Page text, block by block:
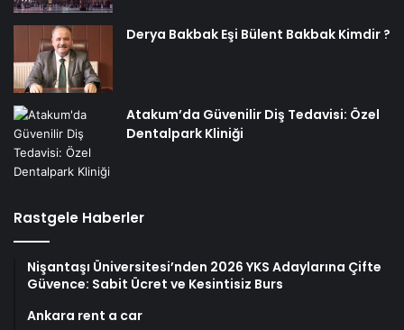
Derya Bakbak Eşi Bülent Bakbak Kimdir ?
Atakum’da Güvenilir Diş Tedavisi: Özel
Dentalpark Kliniği
Rastgele Haberler
Nişantaşı Üniversitesi’nden 2026 YKS Adaylarına Çifte
Güvence: Sabit Ücret ve Kesintisiz Burs
Ankara rent a car